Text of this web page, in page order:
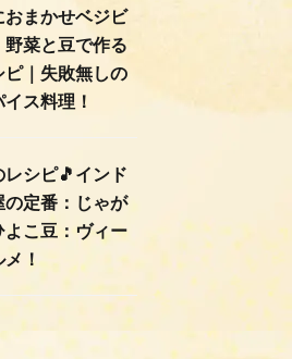
おまかせベジビ
野菜と豆で作る
ピ｜失敗無しの
ス料理！
レシピ🎵インド
の定番：じゃが
よこ豆：ヴィー
！